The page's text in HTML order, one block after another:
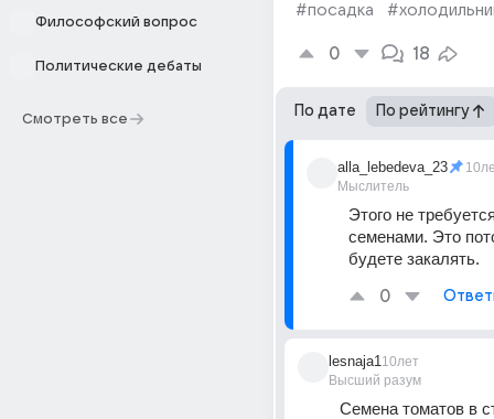
Философский вопрос
Политические дебаты
Смотреть все
#посадка
0 18
По дате По рейтингу
alla_lebedeva_23
Мыслитель
Этого не
семенами. Это
будете закалять.
0
lesnaja1
Высший разум
10лет
Семена томатов в